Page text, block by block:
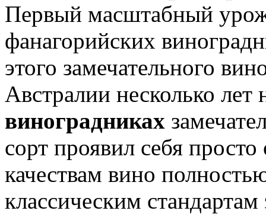
Первый масштабный
фанагорийских
этого замечательного
Австралии несколько лет
виноградниках
сорт проявил себя
качествам вино
классическим стандартам